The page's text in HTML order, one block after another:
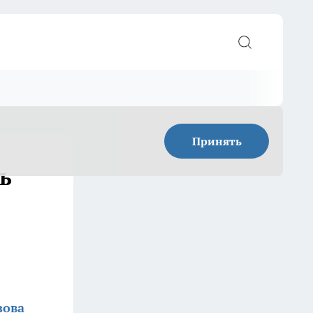
Принять